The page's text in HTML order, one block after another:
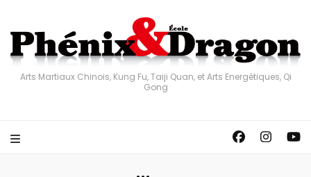
Arts Martiaux Chinois, Kung Fu, Taiji Quan, et Arts Energétiques, Qi
Gong